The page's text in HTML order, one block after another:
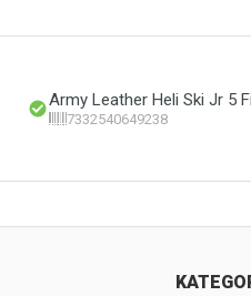
Army Leather Heli Ski Jr 5
7332540649238